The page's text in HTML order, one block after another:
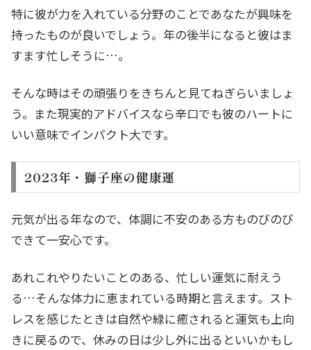
特に彼が力を入れている分野のことであなたが興味を
持ったものが良いでしょう。年の後半になると彼はま
すます忙しそうに…。
そんな時はその頑張りをきちんと見てねぎらいましょ
う。また現実的アドバイスなら辛口でも彼のハートに
いい意味でインパクト大です。
2023年・獅子座の健康運
元気が出る年なので、体調に不安のある方ものびのび
できて一安心です。
あれこれやりたいことのある、忙しい運気に耐えう
る…そんな体力に恵まれている時期と言えます。スト
レスを感じたときは自然や緑に癒されると運気も上向
きに戻るので、休みの日は少し外に出るといいかもし